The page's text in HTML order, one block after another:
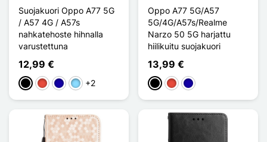
Suojakuori Oppo A77 5G
/ A57 4G / A57s
nahkatehoste hihnalla
varustettuna
12,99 €
MustaPunainenBleu Foncé
Bleu Clair
+2
Oppo A77 5G/A57
5G/4G/A57s/Realme
Narzo 50 5G harjattu
hiilikuitu suojakuori
13,99 €
MustaPunainenBleu Foncé